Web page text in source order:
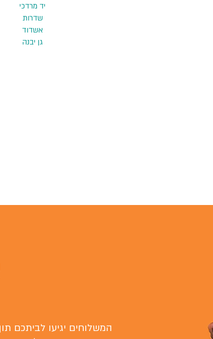
יד מרדכי
שדרות
אשדוד
גן יבנה
המשלוחים יגיעו לביתכם תוך עד 4 ימי עסקים (בדרך כלל הרבה פחות) - בהתאם לאזור החלוקה